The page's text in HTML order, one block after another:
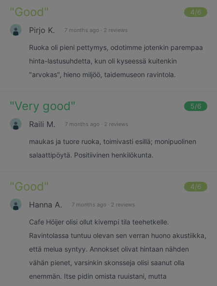
"Good" 4/6
Pirjo K. 7 months ago · 2 reviews
Ruoka oli pieni pettymys, odotimme jotenkin parempaa
hinta-lastusuhdetta, kun oli kyseessä kuitenkin
"arvokas", hieno miljöö, taidemuseon ravintola.
"Very good" 5/6
Raili M. 7 months ago · 2 reviews
maukas ja tuore ruoka, toimivasti esillä; monipuolinen
salaattipöytä. Positiivinen henkilökunta.
"Good" 4/6
Hanna A. 7 months ago · 2 reviews
Cafe Höijer olisi ollut kivempi tila teehetkelle.
Ravintolassa tuntuu olevan sen verran huono akustiikka,
että melua syntyy. Annokset olivat hintaan nähden
vähän pienet, varsinkin skonsseja olisi saanut olla
enemmän. Itse pidin omista ruuistani, mutta